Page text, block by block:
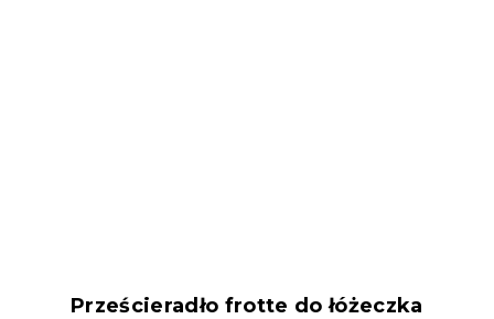
Prześcieradło frotte do łóżeczka